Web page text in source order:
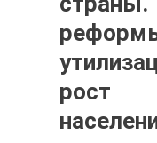
рост